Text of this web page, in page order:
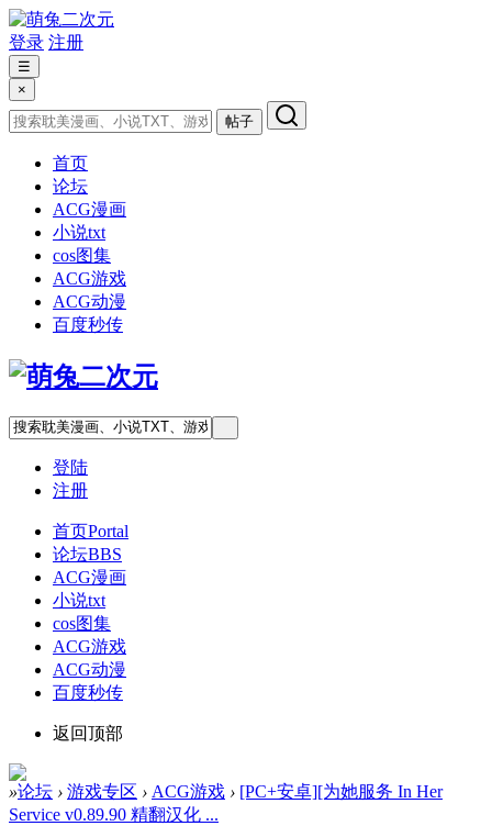
登录 注册
☰
×
帖子
首页
论坛
ACG漫画
小说txt
cos图集
ACG游戏
ACG动漫
百度秒传
登陆
注册
首页Portal
论坛BBS
ACG漫画
小说txt
cos图集
ACG游戏
ACG动漫
百度秒传
返回顶部
»论坛 › 游戏专区 › ACG游戏 › [PC+安卓][为她服务 In Her
Service v0.89.90 精翻汉化 ...